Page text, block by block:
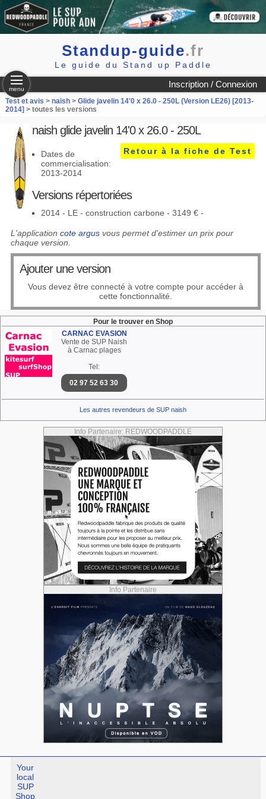
Standup-guide.fr
Le guide du Stand up Paddle
Inscription / Connexion
menu
Test et avis > naish> Glide javelin 14'0 x 26.0 - 250L (Version LE26) [2013-
2014] > toutes les versions
naish glide javelin 14'0 x 26.0 - 250L
Retour à la fiche de Test
Dates de
commercialisation:
2013-2014
Versions répertoriées
2014 - LE - construction carbone - 3149 € -
L'application cote argusvous permet d'estimer un prix pour
chaque version.
Ajouter une version
Vous devez être connecté à votre compte pour accéder à
cette fonctionnalité.
Pour le trouver en Shop
CARNAC EVASION
Vente de SUP Naish
à Carnac plages
Tel:
02 97 52 63 30
Les autres revendeurs de SUP naish
Info Partenaire: REDWOODPADDLE
Info Partenaire
Your
local
SUP
Shop